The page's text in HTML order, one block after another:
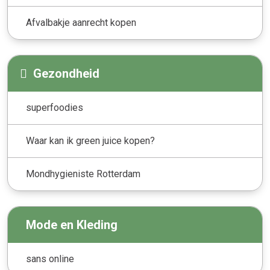
Afvalbakje aanrecht kopen
Gezondheid
superfoodies
Waar kan ik green juice kopen?
Mondhygieniste Rotterdam
Mode en Kleding
sans online